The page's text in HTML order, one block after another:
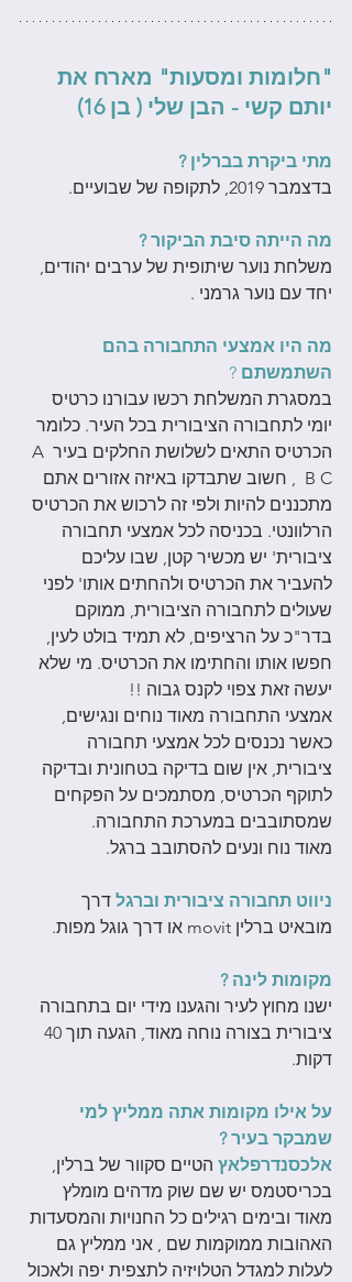
"חלומות ומסעות" מארח את
יותם קשי - הבן שלי ( בן 16)
מתי ביקרת בברלין ?
בדצמבר 2019, לתקופה של שבועיים.
מה הייתה סיבת הביקור ?
משלחת נוער שיתופית של ערבים יהודים,
יחד עם נוער גרמני .
מה היו אמצעי התחבורה בהם
השתמשתם ?
במסגרת המשלחת רכשו עבורנו כרטיס
יומי לתחבורה הציבורית בכל העיר. כלומר
הכרטיס התאים לשלושת החלקים בעיר A
B C  , חשוב שתבדקו באיזה אזורים אתם
מתכננים להיות ולפי זה לרכוש את הכרטיס
הרלוונטי. בכניסה לכל אמצעי תחבורה
ציבורית' יש מכשיר קטן, שבו עליכם
להעביר את הכרטיס ולהחתים אותו' לפני
שעולים לתחבורה הציבורית, ממוקם
בדר"כ על הרציפים, לא תמיד בולט לעין,
חפשו אותו והחתימו את הכרטיס. מי שלא
יעשה זאת צפוי לקנס גבוה !!
אמצעי התחבורה מאוד נוחים ונגישים,
כאשר נכנסים לכל אמצעי תחבורה
ציבורית, אין שום בדיקה בטחונית ובדיקה
לתוקף הכרטיס, מסתמכים על הפקחים
שמסתובבים במערכת התחבורה.
מאוד נוח ונעים להסתובב ברגל.
ניווט תחבורה ציבורית וברגל דרך
מובאיט ברלין movit או דרך גוגל מפות.
מקומות לינה ?
ישנו מחוץ לעיר והגענו מידי יום בתחבורה
דקות.
על אילו מקומות אתה ממליץ למי
שמבקר בעיר ?
אלכסנדרפלאץ הטיים סקוור של ברלין,
בכריסטמס יש שם שוק מדהים מומלץ
מאוד ובימים רגילים כל החנויות והמסעדות
האהובות ממוקמות שם , אני ממליץ גם
לעלות למגדל הטלויזיה לתצפית יפה ולאכול